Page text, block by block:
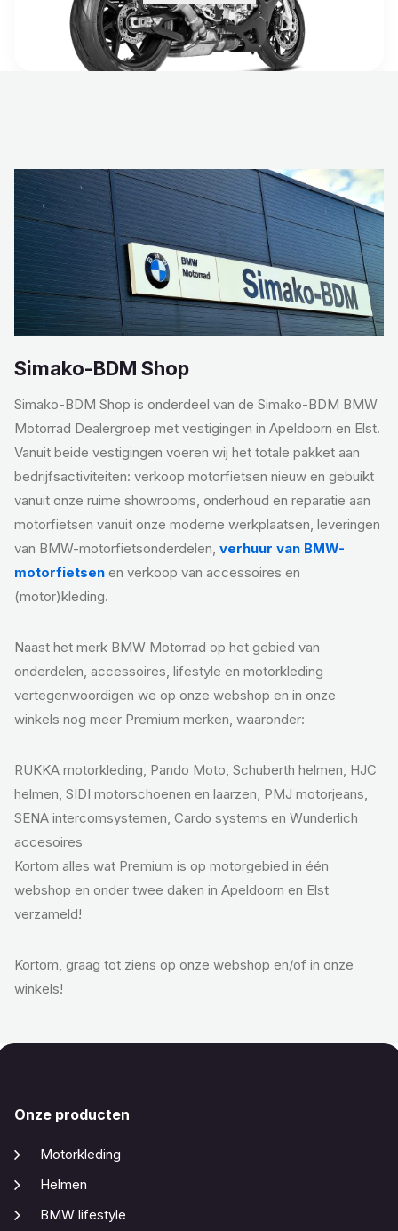
Simako-BDM Shop
Simako-BDM Shop is onderdeel van de Simako-BDM BMW
Motorrad Dealergroep met vestigingen in Apeldoorn en Elst.
Vanuit beide vestigingen voeren wij het totale pakket aan
bedrijfsactiviteiten: verkoop motorfietsen nieuw en gebuikt
vanuit onze ruime showrooms, onderhoud en reparatie aan
motorfietsen vanuit onze moderne werkplaatsen, leveringen
van BMW-motorfietsonderdelen, verhuur van BMW-
motorfietsen en verkoop van accessoires en
(motor)kleding.
Naast het merk BMW Motorrad op het gebied van
onderdelen, accessoires, lifestyle en motorkleding
vertegenwoordigen we op onze webshop en in onze
winkels nog meer Premium merken, waaronder:
RUKKA motorkleding, Pando Moto, Schuberth helmen, HJC
helmen, SIDI motorschoenen en laarzen, PMJ motorjeans,
SENA intercomsystemen, Cardo systems en Wunderlich
accesoires
Kortom alles wat Premium is op motorgebied in één
webshop en onder twee daken in Apeldoorn en Elst
verzameld!
Kortom, graag tot ziens op onze webshop en/of in onze
winkels!
Onze producten
Motorkleding
Helmen
BMW lifestyle